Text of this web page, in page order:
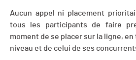
Aucun appel ni placement
tous les participants de faire
moment de se placer sur la ligne,
niveau et de celui de ses